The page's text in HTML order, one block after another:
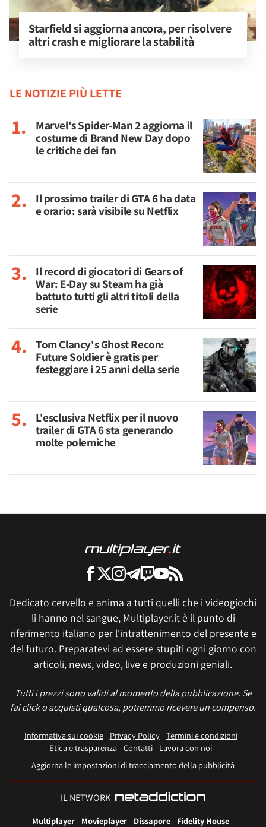
Starfield si aggiorna ancora, per risolvere
altri crash e migliorare la stabilità
LE NOTIZIE PIÙ LETTE
Marvel's Spider-Man 2 aggiorna il
costume di Brand New Day dopo
le critiche dei fan
Il prossimo trailer di GTA 6 ha data
e orario: sarà visibile su Netflix
Il record di giocatori di Gears of
War: E-Day su Steam ha già
battuto tutti gli altri titoli della
serie
Tom Clancy's Ghost Recon:
Future Soldier è gratis per
festeggiare i 25 anni della serie
L'esclusiva Netflix per il nuovo
trailer di GTA 6 sta generando
molte polemiche
Dedicato cervello e anima a tutti quelli che i videogiochi
li hanno nel sangue, Multiplayer.it è il punto di
riferimento italiano per l'intrattenimento del presente e
del futuro. Preparatevi ad essere stupiti ogni giorno con
articoli, news, video, live e produzioni geniali.
Tutti i prezzi sono validi al momento della pubblicazione. Se
fai click o acquisti qualcosa, potremmo ricevere un compenso.
Informativa sui cookie Privacy Policy
Termini e condizioni
Etica e trasparenza Contatti
Lavora con noi
Aggiorna le impostazioni di tracciamento della pubblicità
IL NETWORK
Multiplayer Movieplayer Dissapore Fidelity House